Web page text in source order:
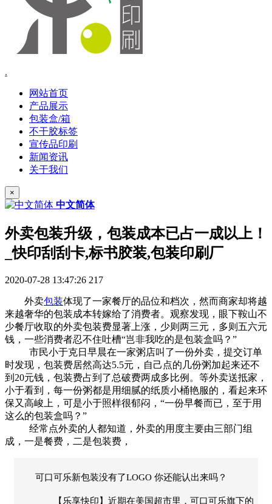
.
网站首页
产品展示
包装盒/箱
不干胶标签
宣传品印刷
新闻资讯
关于我们
×
中文简体
外卖包装升级，包装成本已占一成以上！
_快印刮刮卡,标书胶装,包装印刷厂
2020-07-28 13:47:26 217
外卖包装体现了一家餐厅的品位和档次，然而商家却将越
来越奢华的包装成本转嫁给了消费者。观察发现，眼下鞍山不
少餐厅收取的外卖包装费显著上涨，少则两三元，多则五六元
钱，一些消费者忍不住吐槽“岂非我吃的是包装盒吗？”
市民小于克日早晨在一家粥店叫了一份外卖，提交订单
时发现，包装费居然高达5.5元，自己点的几份粥加起来还不
到20元钱，包装费占到了总破费两成多比例。等外卖送抵家，
小于看到，每一份粥都是用细腻的纸质小桶艳服的，看起来环
保又高峻上，可是小于照样很郁闷，“一份早餐而已，至于用
这么的包装盒吗？”
经常点外卖的人都知道，外卖的用度主要由三部门组
成，一是餐费，二是包装费，
可口可乐新包装没有了LOGO 你还能认出来吗？
【乐享快印】近期在美国超市里，可口可乐旗下的